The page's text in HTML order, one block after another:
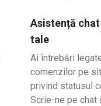
Asistență
tale
Ai întrebări
comenzilor pe
privind statusul
Scrie-ne pe chat